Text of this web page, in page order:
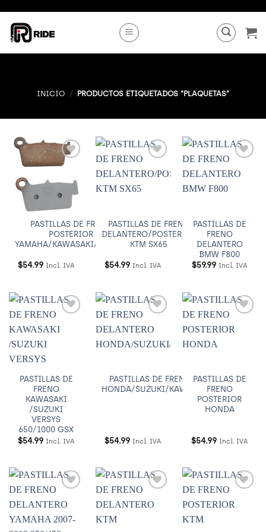
contenido
INICIO / PRODUCTOS ETIQUETADOS “PLAQUETAS”
Añadir
Wishlist
PASTILLAS DE FRENO
POSTERIOR
YAMAHA/KAWASAKI/SUZUKI
$54.99 Incl. IVA
a
PASTILLAS DE FRENO
DELANTERO/POSTERIOR
KTM SX65
$54.99 Incl. IVA
a
PASTILLAS DE
FRENO
DELANTERO
BMW F800
$59.99 Incl. IVA
PASTILLAS DE
FRENO
KAWASAKI
/SUZUKI
VERSYS
650/1000 GSX
$54.99 Incl. IVA
a
PASTILLAS DE FRENO DELANTERO
HONDA/SUZUKI/KAWASAKI/YAMAHA
$54.99 Incl. IVA
a
PASTILLAS DE
FRENO
POSTERIOR
HONDA
$54.99 Incl. IVA
a
a
a